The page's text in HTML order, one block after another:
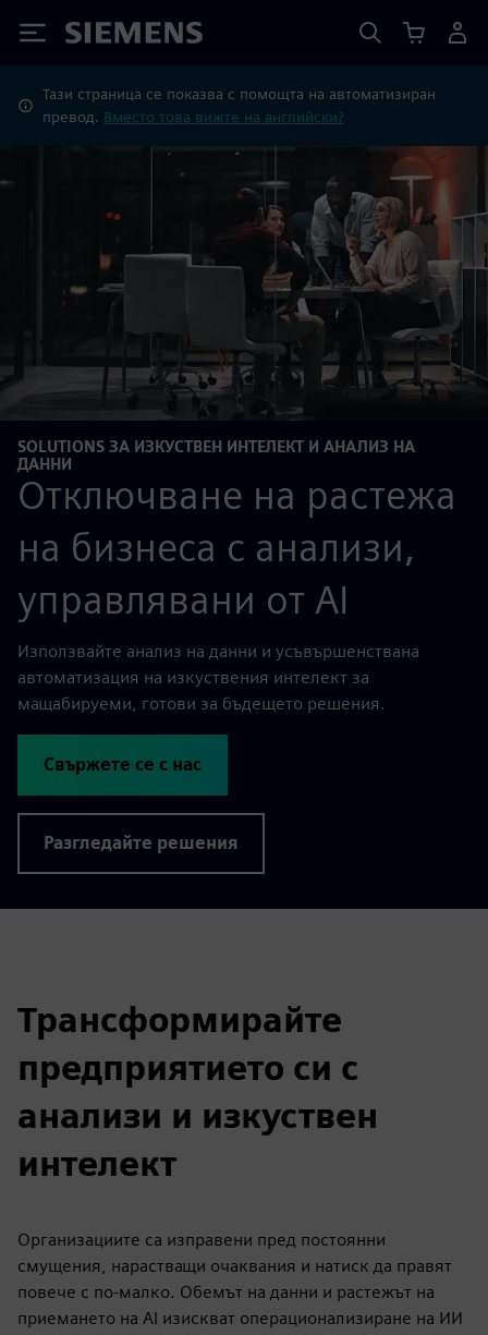
Siemens
Тази страница се показва с помощта на автоматизиран
превод. Вместо това вижте на английски?
SOLUTIONS ЗА ИЗКУСТВЕН ИНТЕЛЕКТ И АНАЛИЗ НА
ДАННИ
Отключване на растежа
на бизнеса с анализи,
управлявани от AI
Използвайте анализ на данни и усъвършенствана
автоматизация на изкуствения интелект за
мащабируеми, готови за бъдещето решения.
Свържете се с нас
Разгледайте решения
Трансформирайте
предприятието си с
анализи и изкуствен
интелект
Организациите са изправени пред постоянни
смущения, нарастващи очаквания и натиск да правят
повече с по-малко. Обемът на данни и растежът на
приемането на AI изискват операционализиране на ИИ